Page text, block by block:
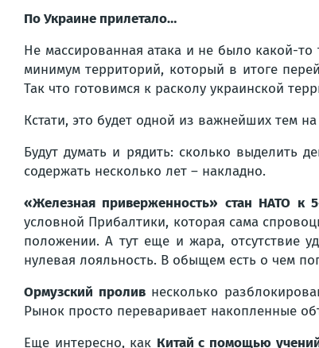
По Украине прилетало…
Не массированная атака и не было какой-
минимум территорий, который в итоге
Так что готовимся к расколу украинской
Кстати, это будет одной из важнейших тем
Будут думать и рядить: сколько выделить
содержать несколько лет – накладно.
«Железная приверженность» стан НАТО к
условной Прибалтики, которая сама
положении. А тут еще и жара, отсутствие
нулевая лояльность. В обыщем есть о чем
Ормузский проливнесколько
Рынок просто переваривает накопленные
Еще интересно, как Китай с помощью